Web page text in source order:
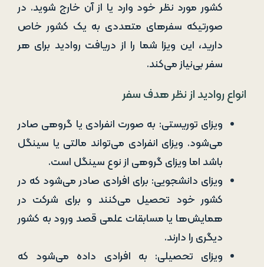
کشور مورد نظر خود وارد یا از آن خارج شوید. در
صورتیکه سفرهای متعددی به یک کشور خاص
دارید، این ویزا شما را از دریافت روادید برای هر
سفر بی‌نیاز می‌کند.
انواع روادید از نظر هدف سفر
ویزای توریستی: به صورت انفرادی یا گروهی صادر
می‌شود. ویزای انفرادی می‌تواند مالتی یا سینگل
باشد اما ویزای گروهی از نوع سینگل است.
ویزای دانشجویی: برای افرادی صادر می‌شود که در
کشور خود تحصیل می‌کنند و برای شرکت در
همایش‌ها یا مسابقات علمی قصد ورود به کشور
دیگری را دارند.
ویزای تحصیلی: به افرادی داده می‌شود که